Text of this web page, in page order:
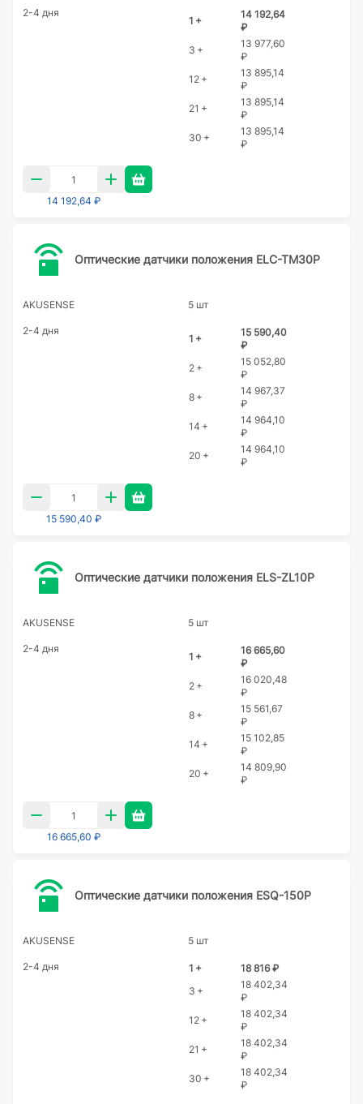
2-4 дня
1 +
14 192,64
₽
3 +
13 977,60
₽
12 +
13 895,14
₽
21 +
13 895,14
₽
30 +
13 895,14
₽
14 192,64 ₽
Оптические датчики положения ELC-TM30P
AKUSENSE 5 шт
2-4 дня
1 +
15 590,40
₽
2 +
15 052,80
₽
8 +
14 967,37
₽
14 +
14 964,10
₽
20 +
14 964,10
₽
15 590,40 ₽
Оптические датчики положения ELS-ZL10P
AKUSENSE 5 шт
2-4 дня
1 +
16 665,60
₽
2 +
16 020,48
₽
8 +
15 561,67
₽
14 +
15 102,85
₽
20 +
14 809,90
₽
16 665,60 ₽
Оптические датчики положения ESQ-150P
AKUSENSE 5 шт
2-4 дня 1 +
18 816 ₽
3 +
18 402,34
₽
12 +
18 402,34
₽
21 +
18 402,34
₽
30 +
18 402,34
₽